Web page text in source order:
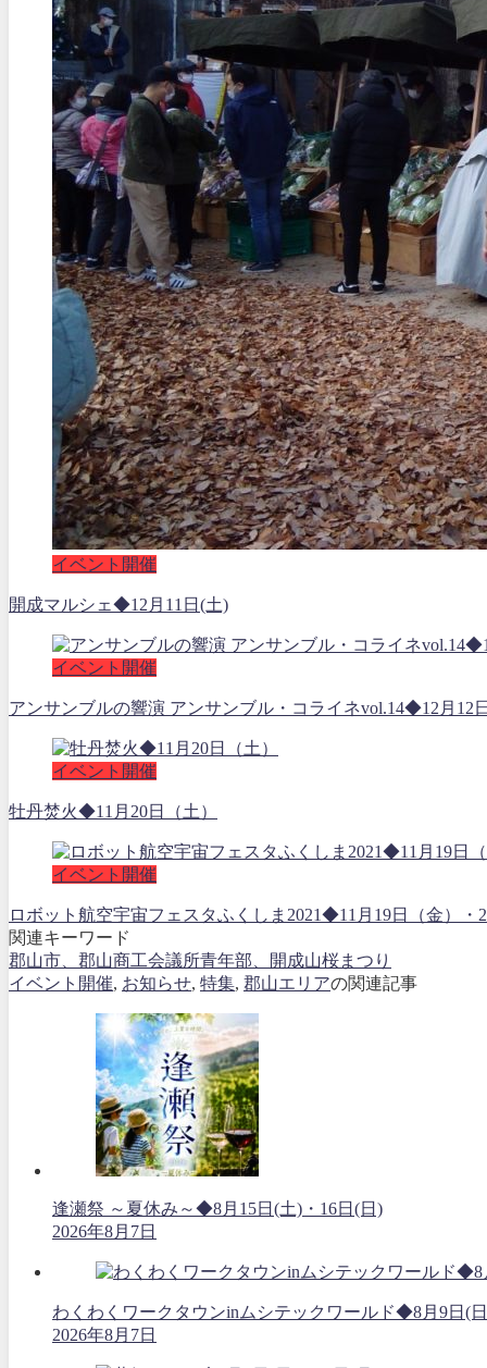
イベント開催
開成マルシェ◆12月11日(土)
イベント開催
アンサンブルの響演 アンサンブル・コライネvol.14◆12月12
イベント開催
牡丹焚火◆11月20日（土）
イベント開催
ロボット航空宇宙フェスタふくしま2021◆11月19日（金
関連キーワード
郡山市、郡山商工会議所青年部、開成山桜まつり
イベント開催, お知らせ, 特集, 郡山エリアの関連記事
逢瀬祭 ～夏休み～◆8月15日(土)・16日(日)
2026年8月7日
わくわくワークタウンinムシテックワールド◆8月9日(
2026年8月7日